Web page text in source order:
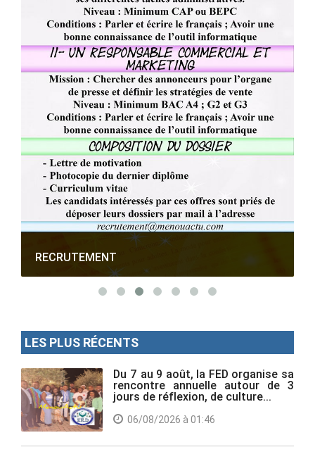
RECRUTEMENT
LES PLUS RÉCENTS
Du 7 au 9 août, la FED organise sa
rencontre annuelle autour de 3
jours de réflexion, de culture...
06/08/2026 à 01:46